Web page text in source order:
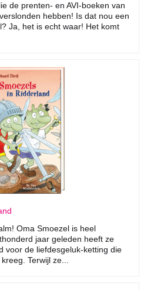
de prenten- en AVI-boeken van
hebben! Is dat nou een
Ja, het is echt waar! Het komt
Oma Smoezel is heel
jaar geleden heeft ze
voor de liefdesgeluk-ketting die
Terwijl ze...